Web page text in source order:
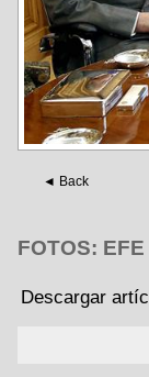
◄ Back
FOTOS: EFE
Descargar